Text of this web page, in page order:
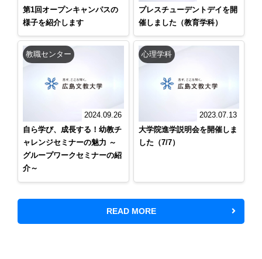
第1回オープンキャンパスの
様子を紹介します
プレスチューデントデイを開
催しました（教育学科）
教職センター
2024.09.26
自ら学び、成長する！幼教チ
ャレンジセミナーの魅力 ～
グループワークセミナーの紹
介～
心理学科
2023.07.13
大学院進学説明会を開催しま
した（7/7）
READ MORE